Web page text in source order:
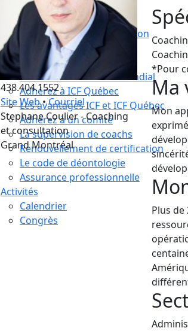
Compétences essentielles
La formation
Le processus de certification
Choisir son coach mentor
Je suis coach
Devenez membre ICF Mondial
Adhérez à ICF Québec
Les avantages ICF et ICF Québec
Adhérez à un comité
La supervision de coachs
Renouvellement de certification
Le code de déontologie
Assurance professionnelle
Activités
Calendrier
Congrès
438.404.1552
Site Web•Courriel
Stephane Coulier - Coaching
et consultation
Grand Montréal
*Pour
Ma
Mon
Plus